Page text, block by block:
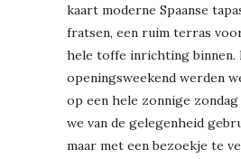
kaart moderne Spaanse
fratsen, een ruim terras
hele toffe inrichting binnen.
openingsweekend werden
op een hele zonnige zondag
we van de gelegenheid
maar met een bezoekje te